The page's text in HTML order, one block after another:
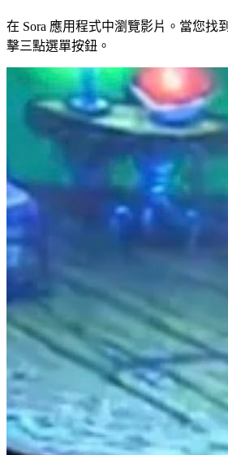
在 Sora 應用程式中瀏覽影片。當您找
擊三點選單按鈕。